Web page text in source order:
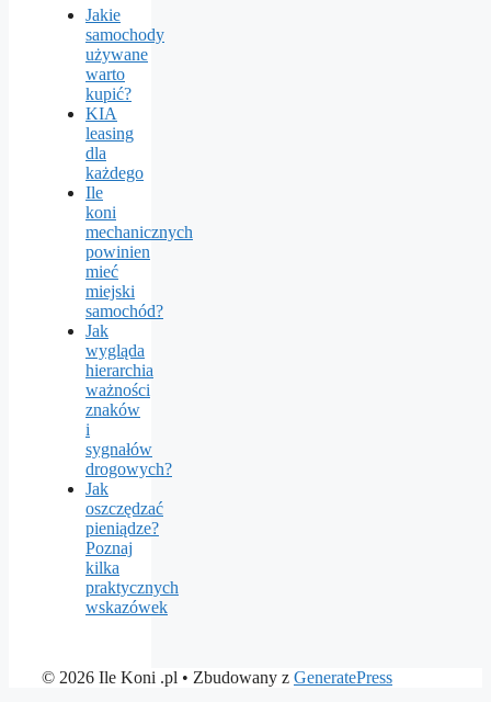
Jakie
samochody
używane
warto
kupić?
KIA
leasing
dla
każdego
Ile
koni
mechanicznych
powinien
mieć
miejski
samochód?
Jak
wygląda
hierarchia
ważności
znaków
i
sygnałów
drogowych?
Jak
oszczędzać
pieniądze?
Poznaj
kilka
praktycznych
wskazówek
© 2026 Ile Koni .pl • Zbudowany z GeneratePress